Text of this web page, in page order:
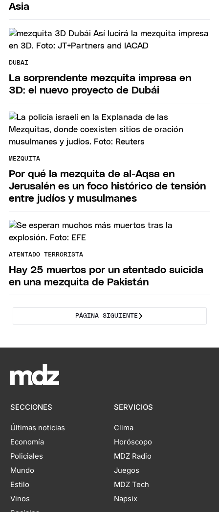
Asia
DUBAI
La sorprendente mezquita impresa en
3D: el nuevo proyecto de Dubái
MEZQUITA
Por qué la mezquita de al-Aqsa en
Jerusalén es un foco histórico de tensión
entre judíos y musulmanes
ATENTADO TERRORISTA
Hay 25 muertos por un atentado suicida
en una mezquita de Pakistán
PÁGINA SIGUIENTE
SECCIONES
Últimas noticias
Economía
Policiales
Mundo
Estilo
Vinos
SERVICIOS
Clima
Horóscopo
MDZ Radio
Juegos
MDZ Tech
Napsix